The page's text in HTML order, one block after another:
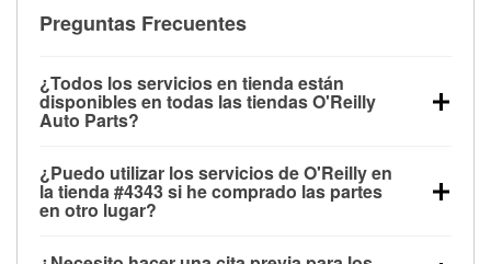
Preguntas Frecuentes
¿Todos los servicios en tienda están
disponibles en todas las tiendas O'Reilly
Auto Parts?
las pruebas de batería, pruebas de alternador y
motor de arranque, revisión de la luz “Check Engine”
con O'Reilly VeriScan® e instalación de
limpiaparabrisas o bombillas, están disponibles en
¿Puedo utilizar los servicios de O'Reilly en
la tienda #4343 si he comprado las partes
en otro lugar?